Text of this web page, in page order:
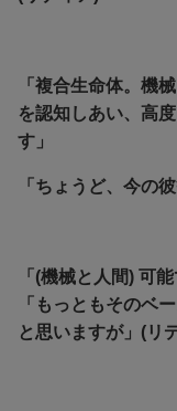
「複合生命体。機
を認知しあい、高
す」
「ちょうど、今の
「(機械と人間) 可
「もっともそのベ
と思いますが」(リ